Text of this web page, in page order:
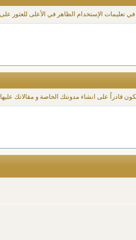
تعليمات الإستخدام الظاهر في الأعلى للعثور
قادراً على انشاء مدونتك الخاصة و مقالاتك